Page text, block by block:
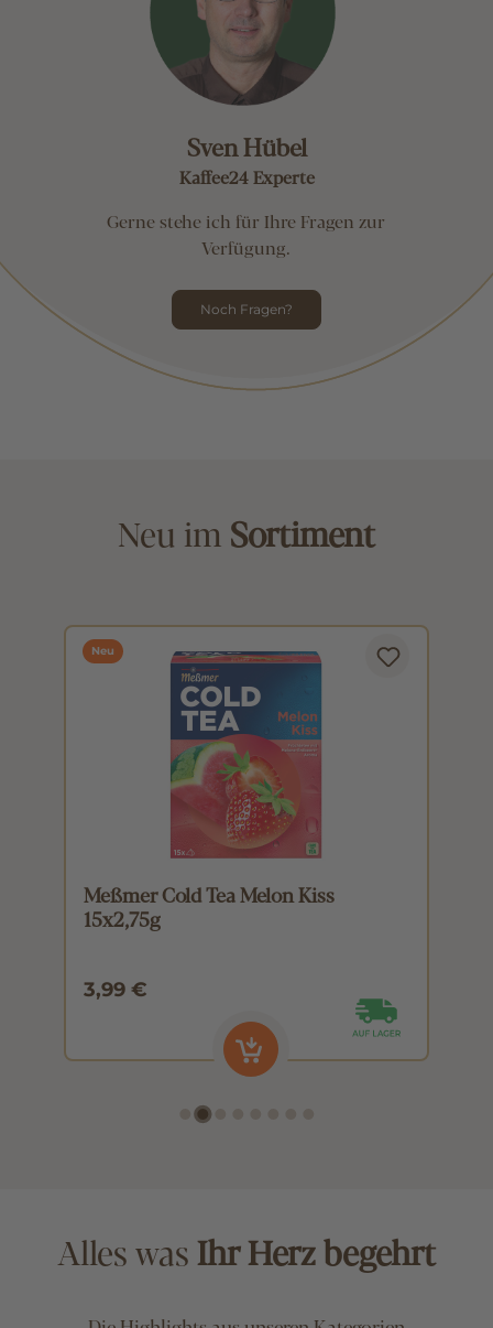
Sven Hübel
Kaffee24 Experte
Gerne stehe ich für Ihre Fragen zur
Verfügung.
Noch Fragen?
Neu im Sortiment
Neu
Meßmer Cold Tea Melon Kiss
15x2,75g
3,99 €
Alles wasIhr Herz begehrt